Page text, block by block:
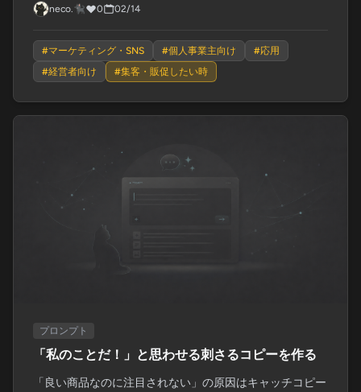
neco.🐈‍⬛ 0 02/14
#マーケティング・SNS #個人事業主向け #応用
#経営者向け #集客・販促したい時
プロンプト
「私のことだ！」と思わせる刺さるコピーを作る
「良い商品なのに注目されない」の原因はキャッチコピー